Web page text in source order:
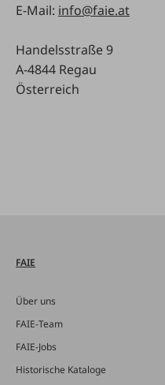
E-Mail: info@faie.at
Handelsstraße 9
A-4844 Regau
Österreich
FAIE
Über uns
FAIE-Team
FAIE-Jobs
Historische Kataloge